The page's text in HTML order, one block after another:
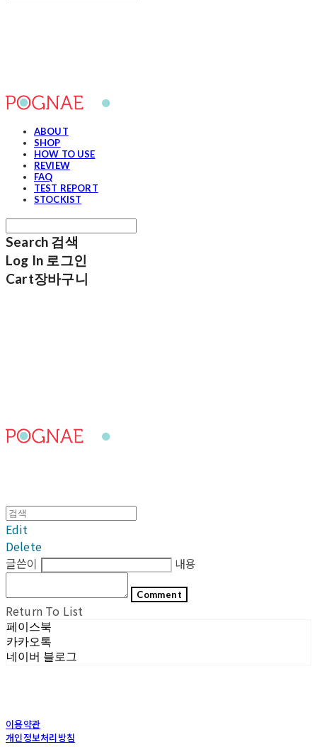
ABOUT
SHOP
HOW TO USE
REVIEW
FAQ
TEST REPORT
STOCKIST
Search 검색
Log In 로그인
Cart장바구니
Edit
Delete
글쓴이
내용
Comment
Return To List
페이스북
카카오톡
네이버 블로그
이용약관
개인정보처리방침